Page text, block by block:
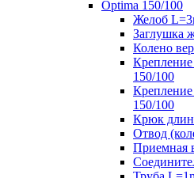
Optima 150/100
Желоб
Заглушка
Колено
150/100
150/100
Крюк
Отвод
Приемная